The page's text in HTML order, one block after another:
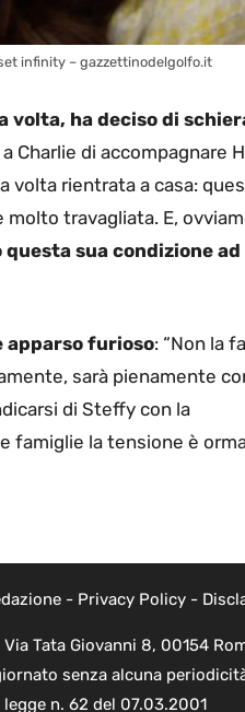
infinity – gazzettinodelgolfo.it
volta, ha deciso di
Charlie di accompagnare
volta rientrata a casa:
travagliata. E,
sua condizione ad
apparso furioso: “Non la
sarà pienamente
di Steffy con la
famiglie la tensione è
- Privacy Policy-
Tata Giovanni 8, 00154
senza alcuna
legge n. 62 del 07.03.2001